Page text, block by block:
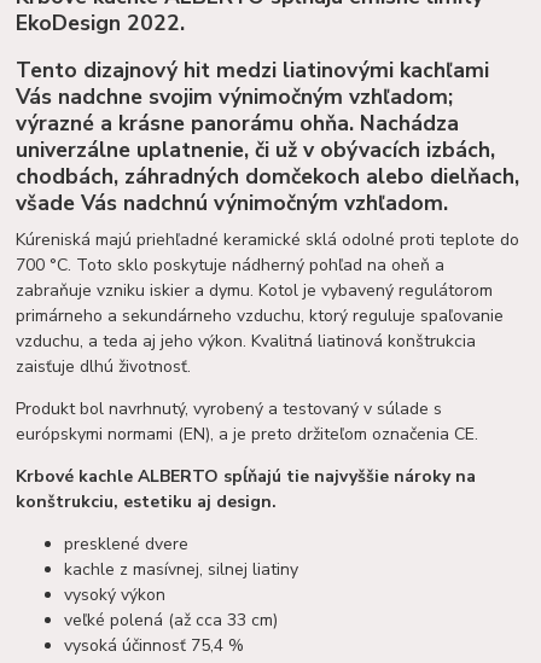
EkoDesign 2022.
Tento dizajnový hit medzi liatinovými kachľami
Vás nadchne svojim výnimočným vzhľadom;
výrazné a krásne panorámu ohňa. Nachádza
univerzálne uplatnenie, či už v obývacích izbách,
chodbách, záhradných domčekoch alebo dielňach,
všade Vás nadchnú výnimočným vzhľadom.
Kúreniská majú priehľadné keramické sklá odolné proti teplote do
700 °C. Toto sklo poskytuje nádherný pohľad na oheň a
zabraňuje vzniku iskier a dymu. Kotol je vybavený regulátorom
primárneho a sekundárneho vzduchu, ktorý reguluje spaľovanie
vzduchu, a teda aj jeho výkon. Kvalitná liatinová konštrukcia
zaisťuje dlhú životnosť.
Produkt bol navrhnutý, vyrobený a testovaný v súlade s
európskymi normami (EN), a je preto držiteľom označenia CE.
Krbové kachle ALBERTO spĺňajú tie najvyššie nároky na
konštrukciu, estetiku aj design.
presklené dvere
kachle z masívnej, silnej liatiny
vysoký výkon
veľké polená (až cca 33 cm)
vysoká účinnosť 75,4 %